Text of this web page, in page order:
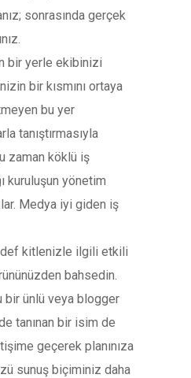
sonrasında gerçek
bir yerle ekibinizi
bir kısmını ortaya
bu yer
tanıştırmasıyla
zaman köklü iş
kuruluşun yönetim
Medya iyi giden iş
kitlenizle ilgili etkili
bahsedin.
ünlü veya blogger
tanınan bir isim de
geçerek planınıza
sunuş biçiminiz daha